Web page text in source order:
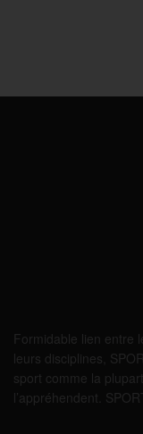
Formidable lien entre
leurs disciplines,
sport comme la
l’appréhendent.